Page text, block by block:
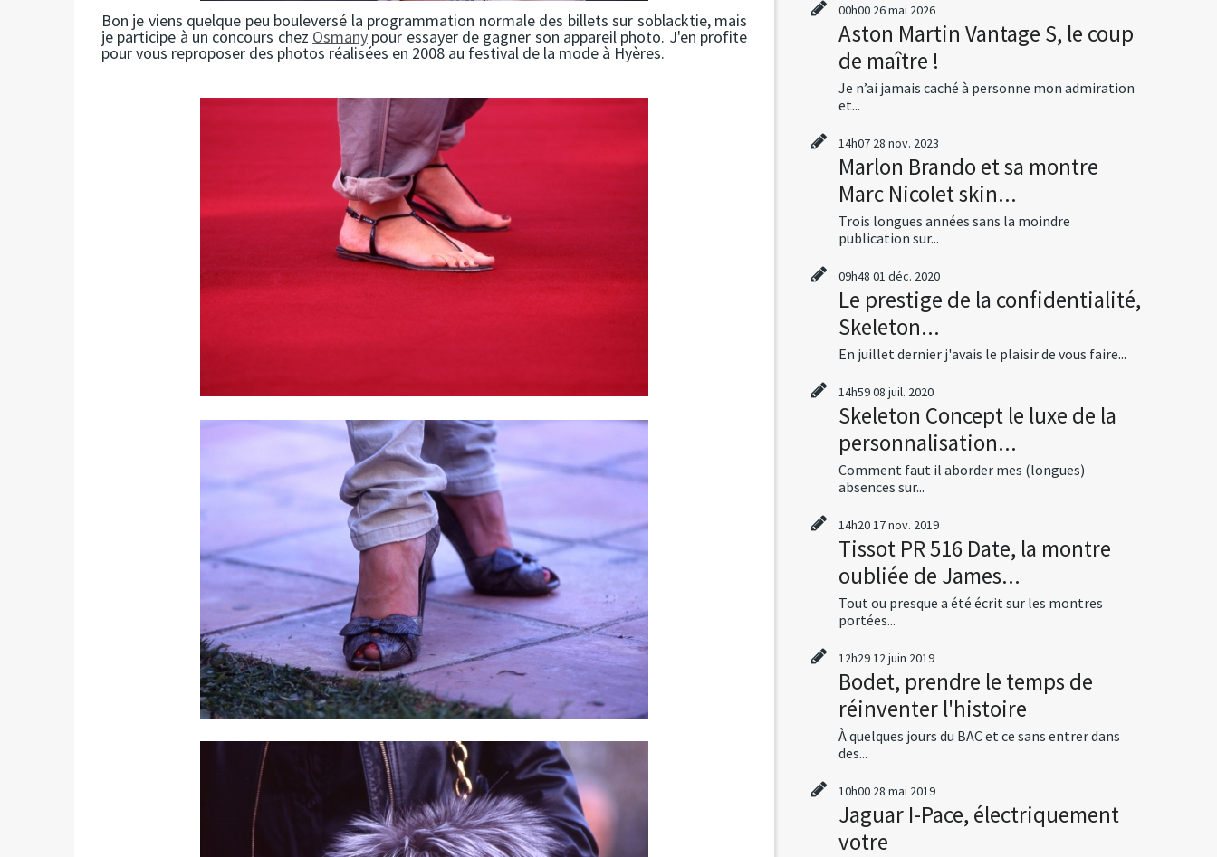
Bon je viens quelque peu bouleversé la programmation normale des billets sur soblacktie, mais
je participe à un concours chez Osmanypour essayer de gagner son appareil photo. J'en profite
pour vous reproposer des photos réalisées en 2008 au festival de la mode à Hyères.
00h00 26mai 2026
Aston Martin Vantage S, le coup
de maître !
Je n’ai jamais caché à personne mon admiration
et...
14h07 28 nov. 2023
Marlon Brando et sa montre
Marc Nicolet skin...
Trois longues années sans la moindre
publication sur...
09h48 01 déc. 2020
Le prestige de la confidentialité,
Skeleton...
En juillet dernier j'avais le plaisir de vous faire...
14h5908 juil. 2020
Skeleton Concept le luxe de la
personnalisation...
Comment faut il aborder mes (longues)
absences sur...
14h2017nov. 2019
Tissot PR 516 Date, la montre
oubliée de James...
Tout ou presque a été écrit sur les montres
portées...
12h2912juin 2019
Bodet, prendre le temps de
réinventer l'histoire
À quelques jours du BAC et ce sans entrer dans
des...
10h00 28 mai 2019
Jaguar I-Pace, électriquement
votre